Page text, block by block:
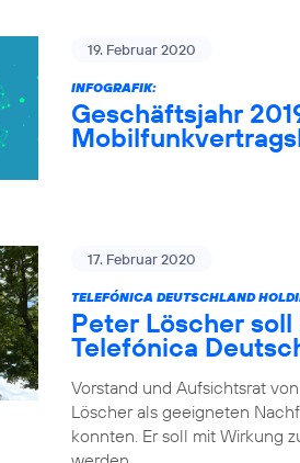
19. Februar 2020
INFOGRAFIK:
Geschäftsjahr
17. Februar 2020
TELEFÓNICA DEUTSCHLAND
Peter Löscher
Telefónica
Vorstand und Aufsichtsrat
Löscher als geeigneten
konnten. Er soll mit Wirkung